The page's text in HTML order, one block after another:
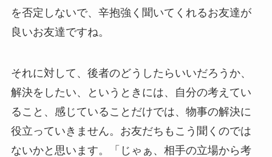
を否定しないで、辛抱強く聞いてくれるお友達が
良いお友達ですね。
それに対して、後者のどうしたらいいだろうか、
解決をしたい、というときには、自分の考えてい
ること、感じていることだけでは、物事の解決に
役立っていきません。お友だちもこう聞くのでは
ないかと思います。「じゃぁ、相手の立場から考